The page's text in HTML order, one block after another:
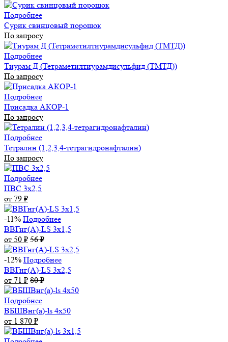
Подробнее
Сурик свинцовый порошок
По запросу
Подробнее
Тиурам Д (Тетраметилтиурамдисульфид (ТМТД))
По запросу
Подробнее
Присадка АКОР-1
По запросу
Подробнее
Тетралин (1,2,3,4-тетрагидронафталин)
По запросу
Подробнее
ПВС 3х2,5
от 79 ₽
-11% Подробнее
ВВГнг(А)-LS 3х1,5
от 50 ₽ 56₽
-12% Подробнее
ВВГнг(А)-LS 3х2,5
от 71 ₽ 80₽
Подробнее
ВБШВнг(а)-ls 4x50
от 1 870 ₽